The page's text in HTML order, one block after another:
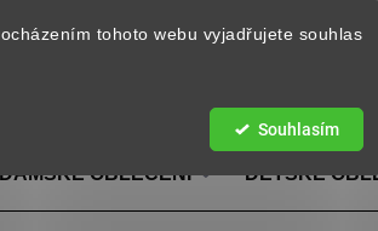
tohoto webu vyjadřujete souhlas
Souhlasím
DÁMSKÉ OBLEČENÍ DĚTSKÉ